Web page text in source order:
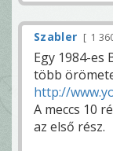
Szabler 1
Egy 1984-es
több
http://
A meccs 10
az első rész.